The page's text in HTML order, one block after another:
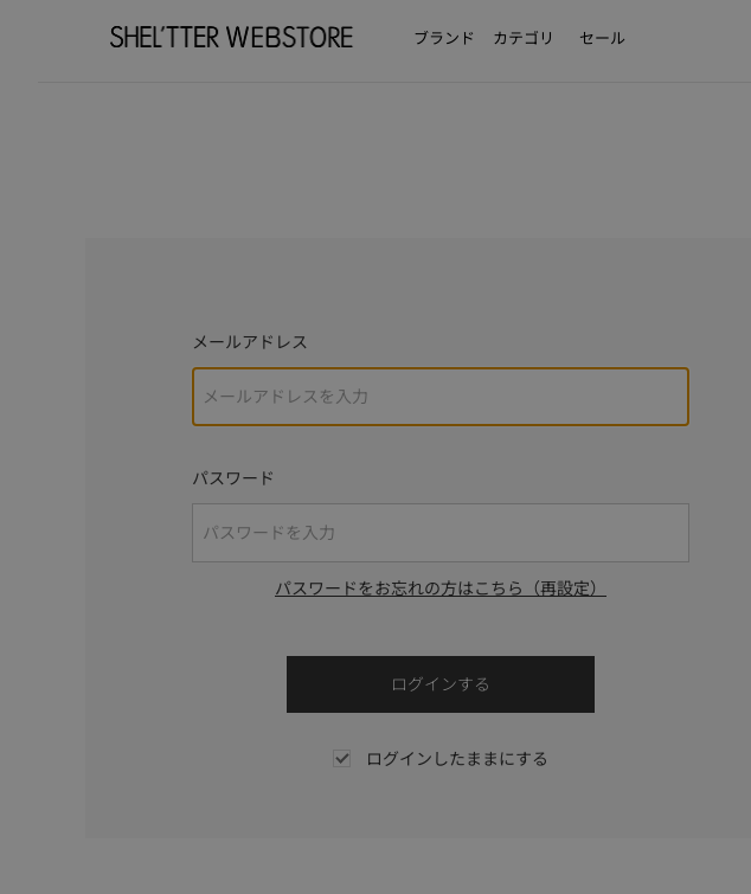
ブランド カテゴリ セール
メールアドレス
パスワード
パスワードをお忘れの方はこちら（再設定）
ログインしたままにする